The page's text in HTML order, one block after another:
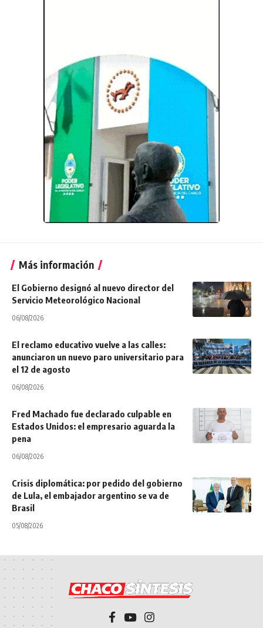
Más información
El Gobierno designó al nuevo director del
Servicio Meteorológico Nacional
06/08/2026
El reclamo educativo vuelve a las calles:
anunciaron un nuevo paro universitario para
el 12 de agosto
06/08/2026
Fred Machado fue declarado culpable en
Estados Unidos: el empresario aguarda la
pena
06/08/2026
Crisis diplomática: por pedido del gobierno
de Lula, el embajador argentino se va de
Brasil
05/08/2026